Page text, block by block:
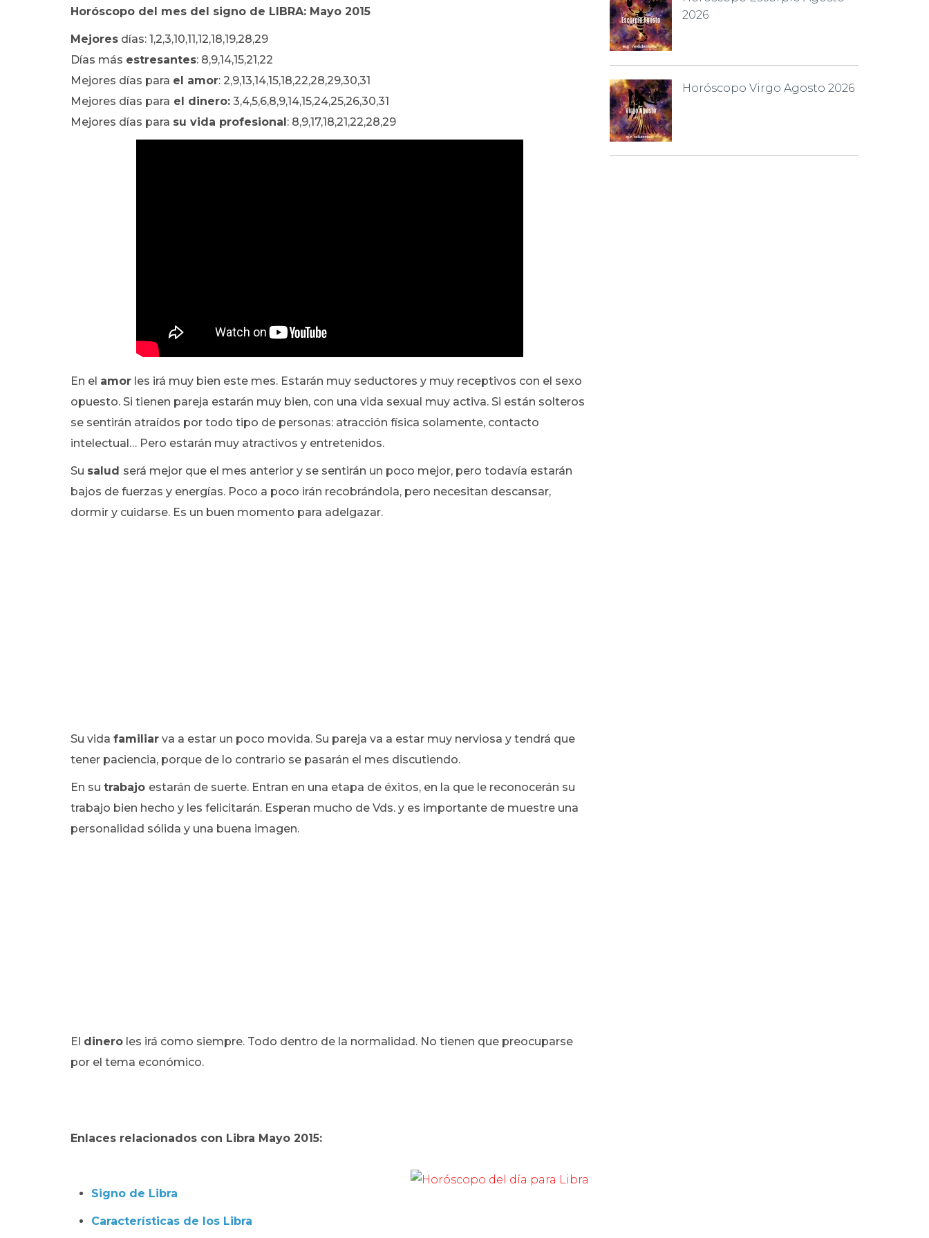
Horóscopo del mes del signo de LIBRA: Mayo 2015
Mejores días: 1,2,3,10,11,12,18,19,28,29
Días más estresantes: 8,9,14,15,21,22
Mejores días para el amor: 2,9,13,14,15,18,22,28,29,30,31
Mejores días para el dinero: 3,4,5,6,8,9,14,15,24,25,26,30,31
Mejores días para su vida profesional: 8,9,17,18,21,22,28,29
En el amor les irá muy bien este mes. Estarán muy seductores y muy receptivos con el sexo
opuesto. Si tienen pareja estarán muy bien, con una vida sexual muy activa. Si están solteros
se sentirán atraídos por todo tipo de personas: atracción física solamente, contacto
intelectual… Pero estarán muy atractivos y entretenidos.
Su salud será mejor que el mes anterior y se sentirán un poco mejor, pero todavía estarán
bajos de fuerzas y energías. Poco a poco irán recobrándola, pero necesitan descansar,
dormir y cuidarse. Es un buen momento para adelgazar.
Su vida familiar va a estar un poco movida. Su pareja va a estar muy nerviosa y tendrá que
tener paciencia, porque de lo contrario se pasarán el mes discutiendo.
En su trabajo estarán de suerte. Entran en una etapa de éxitos, en la que le reconocerán su
trabajo bien hecho y les felicitarán. Esperan mucho de Vds. y es importante de muestre una
personalidad sólida y una buena imagen.
El dinero les irá como siempre. Todo dentro de la normalidad. No tienen que preocuparse
por el tema económico.
Enlaces relacionados con Libra Mayo 2015:
Signo de Libra
Características de los Libra
2026
Horóscopo Virgo Agosto 2026